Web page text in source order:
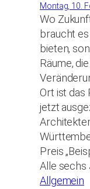
Montag, 10.
Wo
braucht es
bieten,
Räume,
Ort ist das
jetzt
Preis
Alle sechs
Allgemein